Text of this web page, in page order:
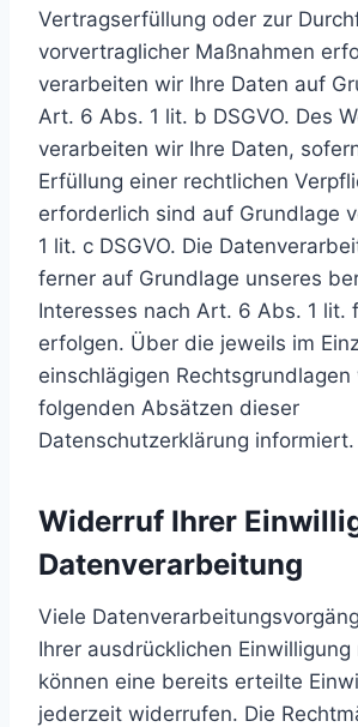
Vertragserfüllung oder zur
vorvertraglicher Maßnahmen
verarbeiten wir Ihre Daten auf
Art. 6 Abs. 1 lit. b DSGVO. Des
verarbeiten wir Ihre Daten,
Erfüllung einer rechtlichen
erforderlich sind auf Grundlage
1 lit. c DSGVO. Die
ferner auf Grundlage unseres
Interesses nach Art. 6 Abs. 1 lit.
erfolgen. Über die jeweils im
einschlägigen
folgenden Absätzen dieser
Datenschutzerklärung informiert.
Widerruf Ihrer
Datenverarbeitung
Viele
Ihrer ausdrücklichen Einwilligung
können eine bereits erteilte
jederzeit widerrufen. Die